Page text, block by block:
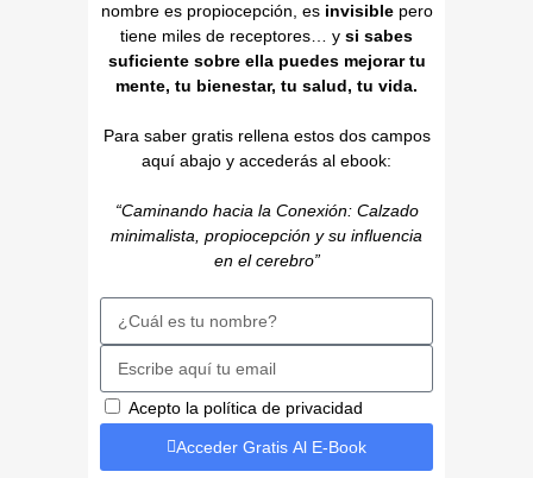
nombre es propiocepción, es invisiblepero
tiene miles de receptores… y si sabes
suficiente sobre ella puedes mejorar tu
mente, tu bienestar, tu salud, tu vida.
Para saber gratis rellena estos dos campos
aquí abajo y accederás al ebook:
“Caminando hacia la Conexión: Calzado
minimalista, propiocepción y su influencia
en el cerebro”
Acepto la política de privacidad
Acceder Gratis Al E-Book